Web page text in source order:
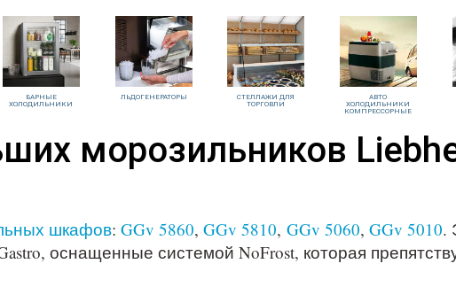
БАРНЫЕ
ХОЛОДИЛЬНИКИ
ЛЬДОГЕНЕРАТОРЫ
СТЕЛЛАЖИ ДЛЯ
ТОРГОВЛИ
АВТО
ХОЛОДИЛЬНИКИ
КОМПРЕССОРНЫЕ
морозильников
шкафов: GGv 5860, GGv 5810, GGv 5060, GGv 5010.
оснащенные системой NoFrost, которая